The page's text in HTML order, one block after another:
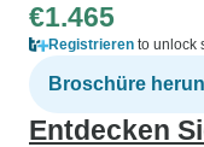
€1.465
Registrieren to unlock
Broschüre
Entdecken